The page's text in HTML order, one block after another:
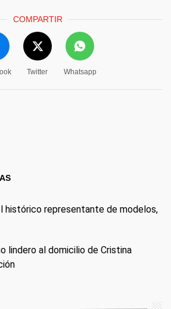
COMPARTIR
Twitter Whatsapp
histórico representante de modelos,
lindero al domicilio de Cristina